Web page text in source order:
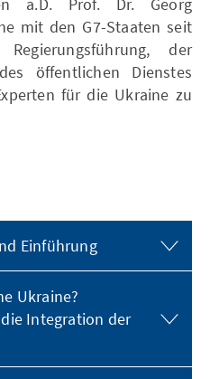
mit den G7-Staaten seit
der
öffentlichen Dienstes
für die Ukraine zu
Einführung
Ukraine?
Integration der